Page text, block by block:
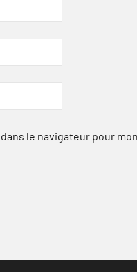
le navigateur pour